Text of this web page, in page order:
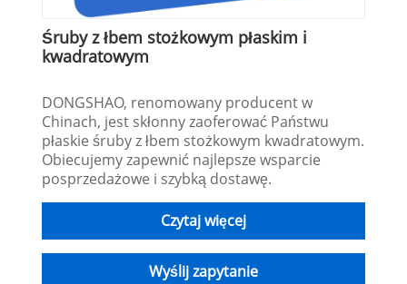
Śruby z łbem stożkowym płaskim i
kwadratowym
DONGSHAO, renomowany producent w
Chinach, jest skłonny zaoferować Państwu
płaskie śruby z łbem stożkowym kwadratowym.
Obiecujemy zapewnić najlepsze wsparcie
posprzedażowe i szybką dostawę.
Czytaj więcej
Wyślij zapytanie